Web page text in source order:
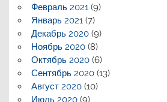
Февраль 2021(9)
Январь 2021(7)
Декабрь 2020(9)
Ноябрь 2020(8)
Октябрь 2020(6)
Сентябрь 2020(13)
Август 2020(10)
Июль 2020(9)